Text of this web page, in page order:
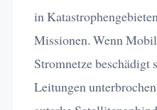
in
Missionen. Wenn
Stromnetze beschädigt
Leitungen